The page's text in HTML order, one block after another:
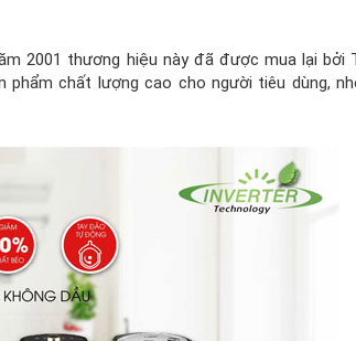
2001 thương hiệu này đã được mua lại bởi
chất lượng cao cho người tiêu dùng,